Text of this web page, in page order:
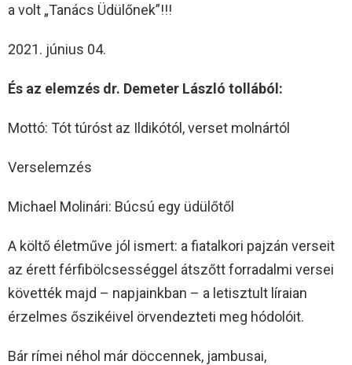
a volt „Tanács Üdülőnek”!!!
2021. június 04.
És az elemzés dr. Demeter László tollából:
Mottó: Tót túróst az Ildikótól, verset molnártól
Verselemzés
Michael Molinári: Búcsú egy üdülőtől
A költő életműve jól ismert: a fiatalkori pajzán verseit
az érett férfibölcsességgel átszőtt forradalmi versei
követték majd – napjainkban – a letisztult líraian
érzelmes őszikéivel örvendezteti meg hódolóit.
Bár rímei néhol már döccennek, jambusai,